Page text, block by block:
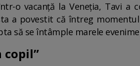
o vacanță la Veneția, Tavi
a povestit că întreg
să se întâmple marele
copil”